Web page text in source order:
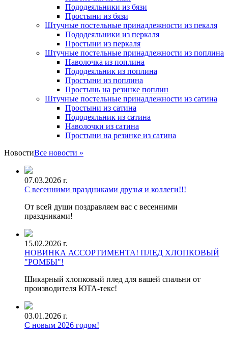
Пододеяльники из бязи
Простыни из бязи
Штучные постельные принадлежности из пекаля
Пододеяльники из перкаля
Простыни из перкаля
Штучные постельные принадлежности из поплина
Наволочка из поплина
Пододеяльник из поплина
Простыни из поплина
Простынь на резинке поплин
Штучные постельные принадлежности из сатина
Простыни из сатина
Пододеяльник из сатина
Наволочки из сатина
Простыни на резинке из сатина
НовостиВсе новости »
07.03.2026 г.
С весенними праздниками друзья и коллеги!!!
От всей души поздравляем вас с весенними
праздниками!
15.02.2026 г.
НОВИНКА АССОРТИМЕНТА! ПЛЕД ХЛОПКОВЫЙ
"РОМБЫ"!
Шикарный хлопковый плед для вашей спальни от
производителя ЮТА-текс!
03.01.2026 г.
С новым 2026 годом!